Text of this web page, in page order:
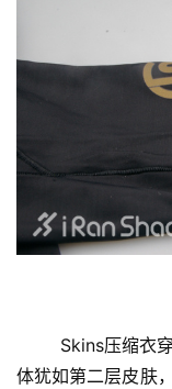
体犹如第二层皮肤